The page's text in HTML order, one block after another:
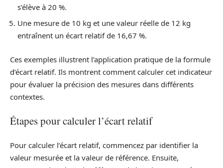
s’élève à 20 %.
Une mesure de 10 kg et une valeur réelle de 12 kg
entraînent un écart relatif de 16,67 %.
Ces exemples illustrent l’application pratique de la formule
d’écart relatif. Ils montrent comment calculer cet indicateur
pour évaluer la précision des mesures dans différents
contextes.
Étapes pour calculer l’écart relatif
Pour calculer l’écart relatif, commencez par identifier la
valeur mesurée et la valeur de référence. Ensuite,